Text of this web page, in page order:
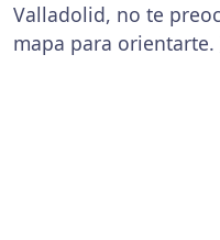
Valladolid, no te
mapa para orientarte.